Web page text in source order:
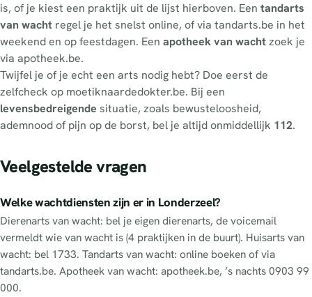
is, of je kiest een praktijk uit de lijst hierboven. Een tandarts
van wacht regel je het snelst online, of via tandarts.be in het
weekend en op feestdagen. Een apotheek van wachtzoek je
via apotheek.be.
Twijfel je of je echt een arts nodig hebt? Doe eerst de
zelfcheck op moetiknaardedokter.be. Bij een
levensbedreigende situatie, zoals bewusteloosheid,
ademnood of pijn op de borst, bel je altijd onmiddellijk 112.
Veelgestelde vragen
Welke wachtdiensten zijn er in Londerzeel?
Dierenarts van wacht: bel je eigen dierenarts, de voicemail
vermeldt wie van wacht is (4 praktijken in de buurt). Huisarts van
wacht: bel 1733. Tandarts van wacht: online boeken of via
tandarts.be. Apotheek van wacht: apotheek.be, ’s nachts 0903 99
000.